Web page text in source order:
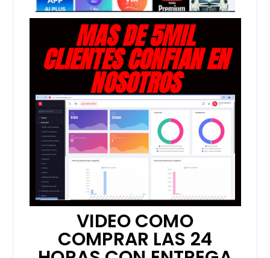
MAS DE 5MIL
CLIENTES CONFIAN EN
NOSOTROS
VIDEO COMO
COMPRAR LAS 24